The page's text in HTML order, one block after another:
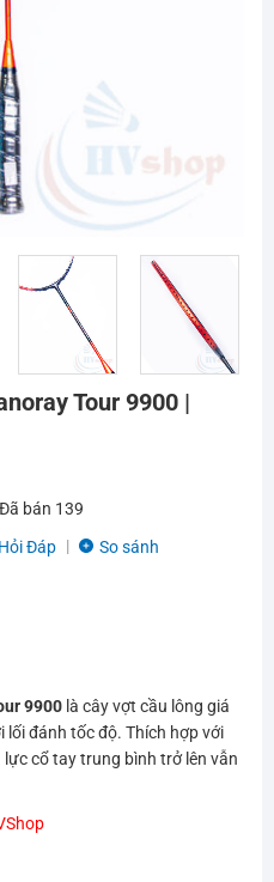
Tour 9900 |
Đã bán 139
Hỏi Đáp So sánh
9900 là cây vợt cầu lông giá
lối đánh tốc độ. Thích hợp với
cổ tay trung bình trở lên vẫn